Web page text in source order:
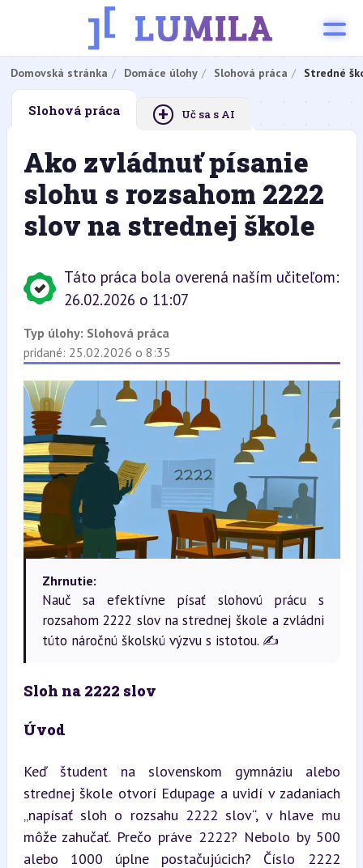
Domovská stránka Domáce úlohy Slohová práca Stredné
Slohová práca + Uč sa s AI
Ako zvládnuť písanie
slohu s rozsahom 2222
slov na strednej škole
Táto práca bola overená naším učiteľom:
26.02.2026 o 11:07
Typ úlohy: Slohová práca
pridané: 25.02.2026 o 8:35
Zhrnutie:
Nauč sa efektívne písať slohovú prácu s
rozsahom 2222 slov na strednej škole a zvládni
túto náročnú školskú výzvu s istotou. ✍️
Sloh na 2222 slov
Úvod
Keď študent na slovenskom gymnáziu alebo
strednej škole otvorí Edupage a uvidí v zadaniach
„napísať sloh o rozsahu 2222 slov“, v hlave mu
môže zahučať. Prečo práve 2222? Nebolo by 500
alebo 1000 úplne postačujúcich? Číslo 2222